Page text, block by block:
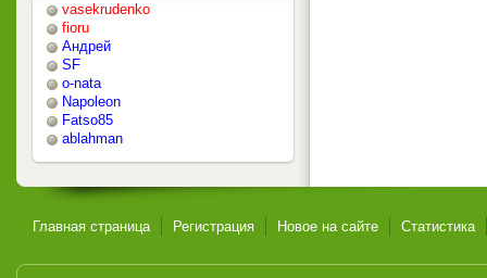
vasekrudenko
fioru
Андрей
SF
o-nata
Napoleon
Fatso85
ablahman
Главная страница Регистрация Новое на сайте Статистика